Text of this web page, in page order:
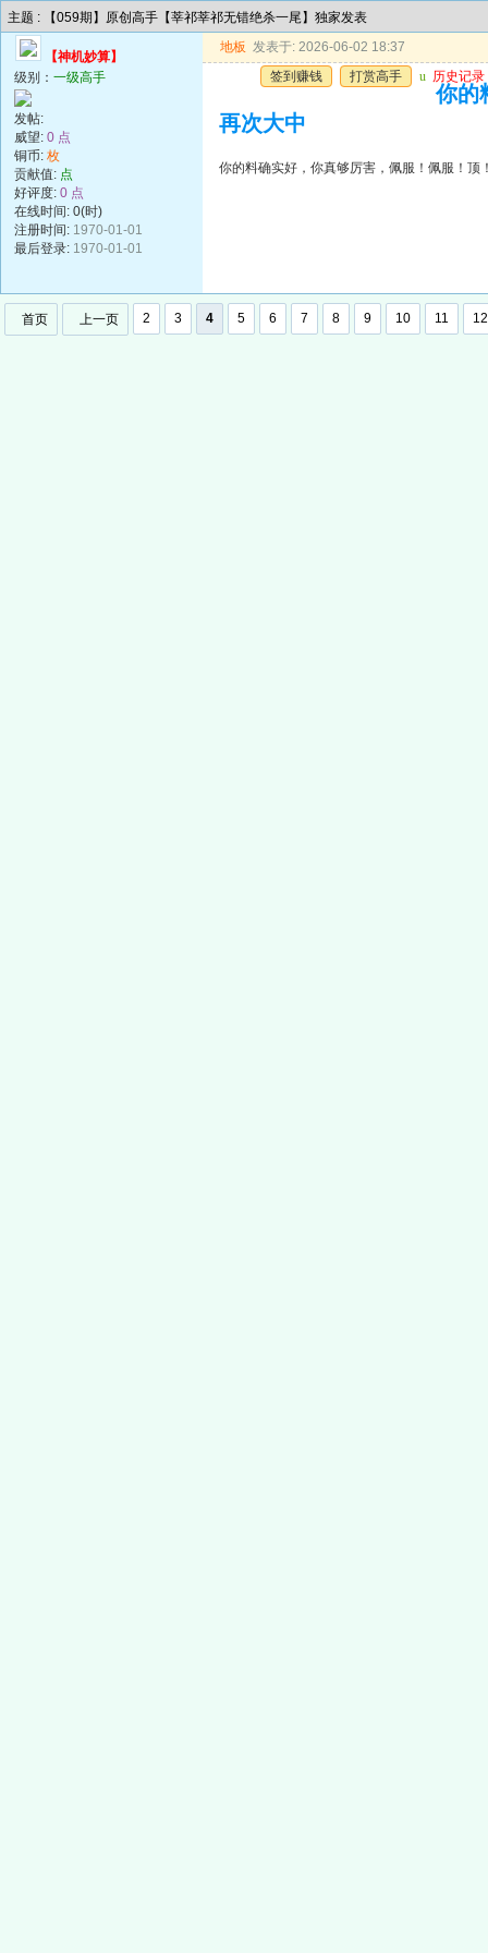
主题 : 【059期】原创高手【莘祁莘祁无错绝杀一尾】独家发表
【神机妙算】
级别： 一级高手
发帖:
威望: 0 点
铜币: 枚
贡献值: 点
好评度: 0 点
在线时间: 0(时)
注册时间: 1970-01-01
最后登录: 1970-01-01
地板 发表于: 2026-06-02 18:37
签到赚钱
打赏高手 u 历史记录
你的
再次大中
你的料确实好，你真够厉害，佩服！佩服！顶
首页 上一页 2 3 4 5 6 7 8 9 10 11 12